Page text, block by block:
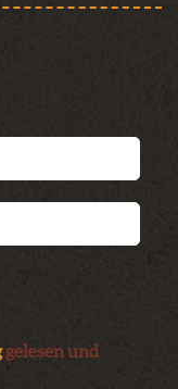
gelesen und